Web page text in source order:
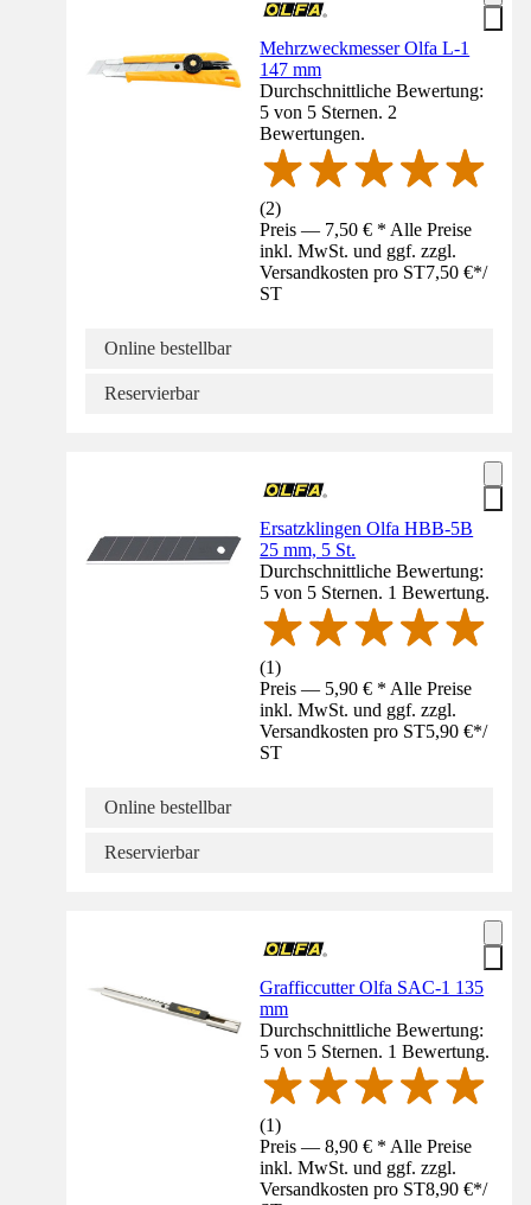
Mehrzweckmesser Olfa L-1
147 mm
Durchschnittliche Bewertung:
5 von 5 Sternen. 2
Bewertungen.
(2)
Preis — 7,50 € * Alle Preise
inkl. MwSt. und ggf. zzgl.
Versandkosten pro ST7,50 €*/
ST
Online bestellbar
Reservierbar
Ersatzklingen Olfa HBB-5B
25 mm, 5 St.
Durchschnittliche Bewertung:
5 von 5 Sternen. 1 Bewertung.
(1)
Preis — 5,90 € * Alle Preise
inkl. MwSt. und ggf. zzgl.
Versandkosten pro ST5,90 €*/
ST
Online bestellbar
Reservierbar
Grafficcutter Olfa SAC-1 135
mm
Durchschnittliche Bewertung:
5 von 5 Sternen. 1 Bewertung.
(1)
Preis — 8,90 € * Alle Preise
inkl. MwSt. und ggf. zzgl.
Versandkosten pro ST8,90 €*/